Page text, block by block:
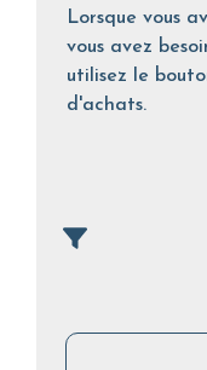
Lorsque vous
vous avez
utilisez le
d'achats.